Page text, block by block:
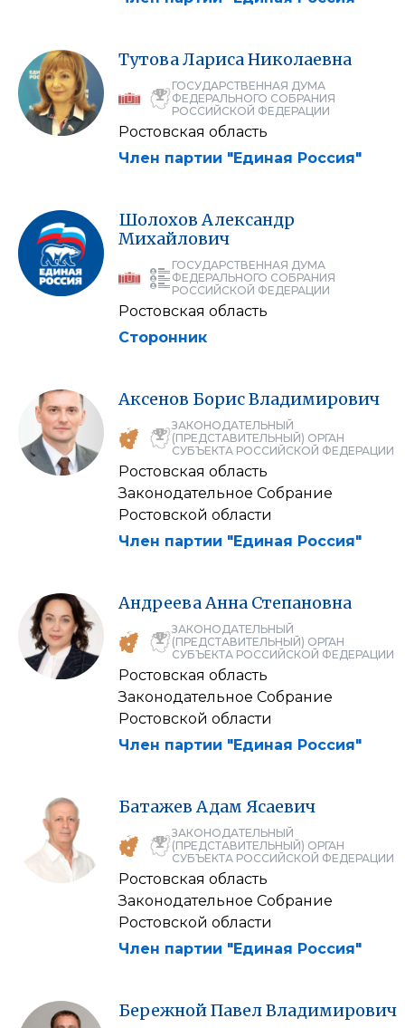
Тутова Лариса Николаевна
ГОСУДАРСТВЕННАЯ ДУМА
ФЕДЕРАЛЬНОГО СОБРАНИЯ
РОССИЙСКОЙ ФЕДЕРАЦИИ
Ростовская область
Член партии "Единая Россия"
Шолохов Александр
Михайлович
ГОСУДАРСТВЕННАЯ ДУМА
ФЕДЕРАЛЬНОГО СОБРАНИЯ
РОССИЙСКОЙ ФЕДЕРАЦИИ
Ростовская область
Сторонник
Аксенов БорисВладимирович
ЗАКОНОДАТЕЛЬНЫЙ
(ПРЕДСТАВИТЕЛЬНЫЙ) ОРГАН
СУБЪЕКТА РОССИЙСКОЙ ФЕДЕРАЦИИ
Ростовская область
Законодательное Собрание
Ростовской области
Член партии "Единая Россия"
Андреева Анна Степановна
ЗАКОНОДАТЕЛЬНЫЙ
(ПРЕДСТАВИТЕЛЬНЫЙ) ОРГАН
СУБЪЕКТА РОССИЙСКОЙ ФЕДЕРАЦИИ
Ростовская область
Законодательное Собрание
Ростовской области
Член партии "Единая Россия"
Батажев Адам Ясаевич
ЗАКОНОДАТЕЛЬНЫЙ
(ПРЕДСТАВИТЕЛЬНЫЙ) ОРГАН
СУБЪЕКТА РОССИЙСКОЙ ФЕДЕРАЦИИ
Ростовская область
Законодательное Собрание
Ростовской области
Член партии "Единая Россия"
БережнойПавелВладимирович